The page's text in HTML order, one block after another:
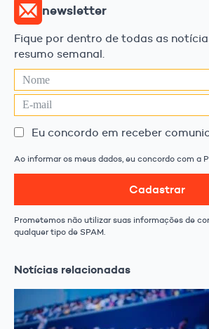
newsletter
Fique por dentro de todas as
resumo semanal.
Eu concordo em receber
Ao informar os meus dados, eu concordo com a
Cadastrar
Prometemos não utilizar suas informações de
qualquer tipo de SPAM.
Notícias relacionadas